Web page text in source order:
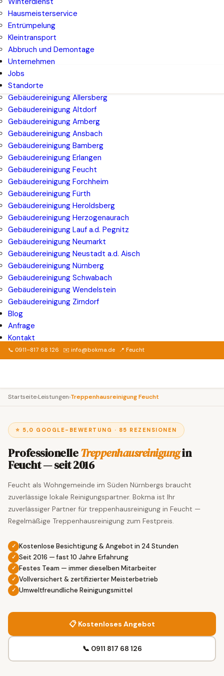
Hausmeisterservice
Entrümpelung
Kleintransport
Abbruch und Demontage
Unternehmen
Jobs
Standorte
Gebäudereinigung Allersberg
Gebäudereinigung Altdorf
Gebäudereinigung Amberg
Gebäudereinigung Ansbach
Gebäudereinigung Bamberg
Gebäudereinigung Erlangen
Gebäudereinigung Feucht
Gebäudereinigung Forchheim
Gebäudereinigung Fürth
Gebäudereinigung Heroldsberg
Gebäudereinigung Herzogenaurach
Gebäudereinigung Lauf a.d. Pegnitz
Gebäudereinigung Neumarkt
Gebäudereinigung Neustadt a.d. Aisch
Gebäudereinigung Nürnberg
Gebäudereinigung Schwabach
Gebäudereinigung Wendelstein
Gebäudereinigung Zirndorf
Blog
Anfrage
Kontakt
📞 0911–817 68 126 ✉️ info@bokma.de 📍 Feucht
Startseite›Leistungen›Treppenhausreinigung Feucht
⭐ 5,0 GOOGLE-BEWERTUNG · 85 REZENSIONEN
ProfessionelleTreppenhausreinigungin
Feucht — seit 2016
Feucht als Wohngemeinde im Süden Nürnbergs braucht
zuverlässige lokale Reinigungspartner. Bokma ist Ihr
zuverlässiger Partner für treppenhausreinigung in Feucht —
Regelmäßige Treppenhausreinigung zum Festpreis.
Kostenlose Besichtigung & Angebot in 24 Stunden
Seit 2016 — fast 10 Jahre Erfahrung
Festes Team — immer dieselben Mitarbeiter
Vollversichert & zertifizierter Meisterbetrieb
Umweltfreundliche Reinigungsmittel
📋 Kostenloses Angebot
📞 0911 817 68 126